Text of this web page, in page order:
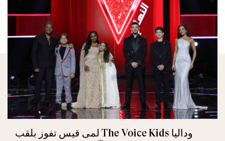
لمى قيس تفوز بلقب The Voice Kids وداليا